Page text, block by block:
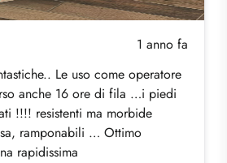
1 anno fa
Le uso come operatore
anche 16 ore di fila …i piedi
morbide
… Ottimo
rapidissima